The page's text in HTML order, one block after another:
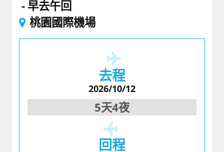
早去午回
桃園國際機場
去程
2026/10/12
5天4夜
回程